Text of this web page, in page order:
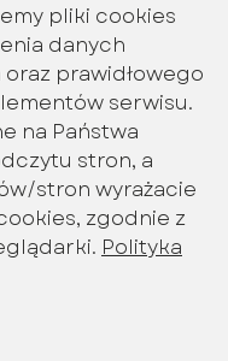
danych
polityce
pliki cookies
danych
prawidłowego
serwisu.
na Państwa
stron, a
stron wyrażacie
zgodnie z
Polityka